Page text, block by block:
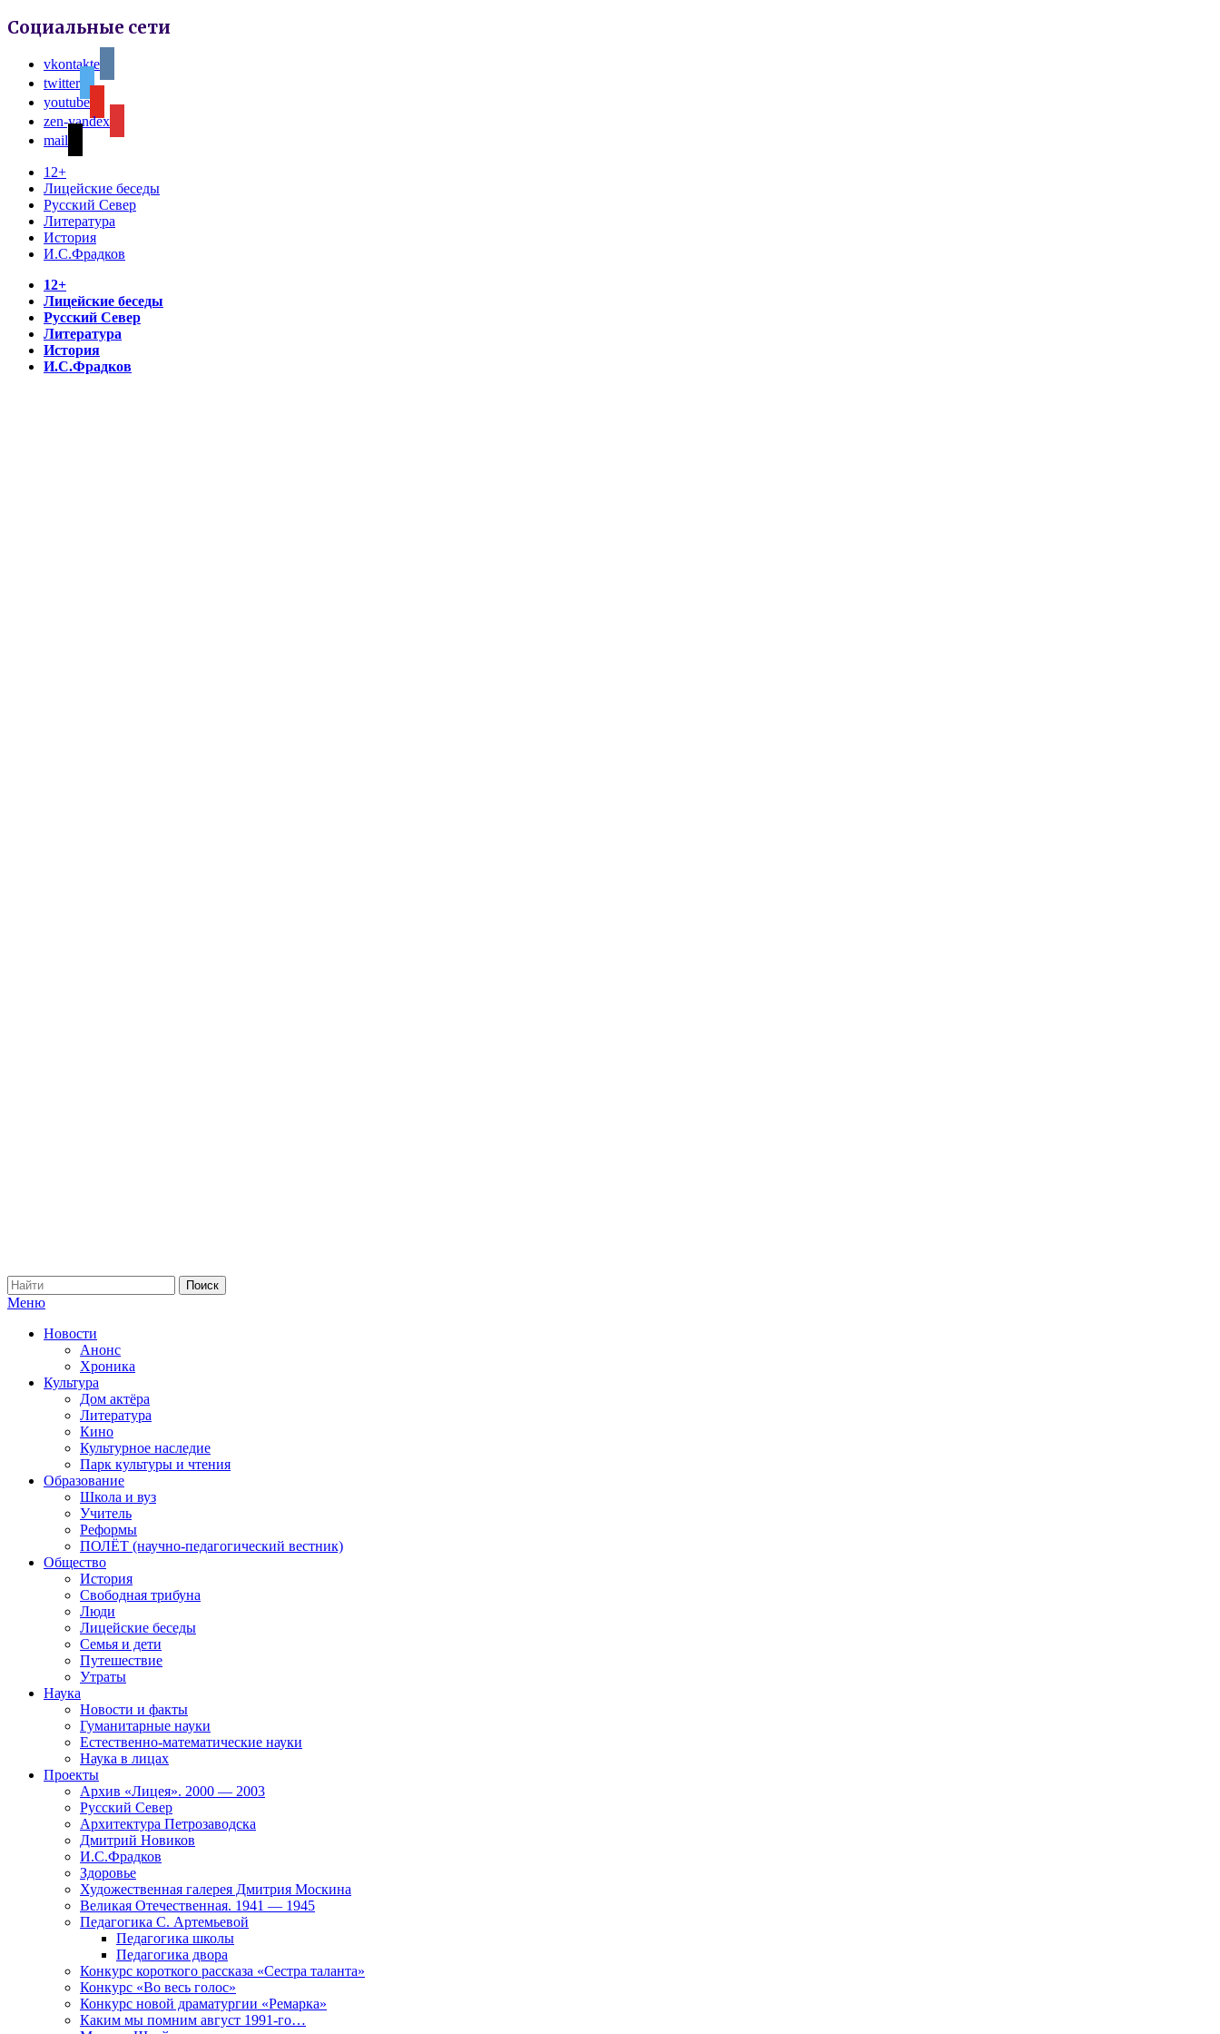
Социальные сети
vkontakte
twitter
youtube
zen-yandex
mail
12+
Лицейские беседы
Русский Север
Литература
История
И.С.Фрадков
12+
Лицейские беседы
Русский Север
Литература
История
И.С.Фрадков
Меню
Новости
Анонс
Хроника
Культура
Дом актёра
Литература
Кино
Культурное наследие
Парк культуры и чтения
Образование
Школа и вуз
Учитель
Реформы
ПОЛЁТ (научно-педагогический вестник)
Общество
История
Свободная трибуна
Люди
Лицейские беседы
Семья и дети
Путешествие
Утраты
Наука
Новости и факты
Гуманитарные науки
Естественно-математические науки
Наука в лицах
Проекты
Архив «Лицея». 2000 — 2003
Русский Север
Архитектура Петрозаводска
Дмитрий Новиков
И.С.Фрадков
Здоровье
Художественная галерея Дмитрия Москина
Великая Отечественная. 1941 — 1945
Педагогика С. Артемьевой
Педагогика школы
Педагогика двора
Конкурс короткого рассказа «Сестра таланта»
Конкурс «Во весь голос»
Конкурс новой драматургии «Ремарка»
Каким мы помним август 1991-го…